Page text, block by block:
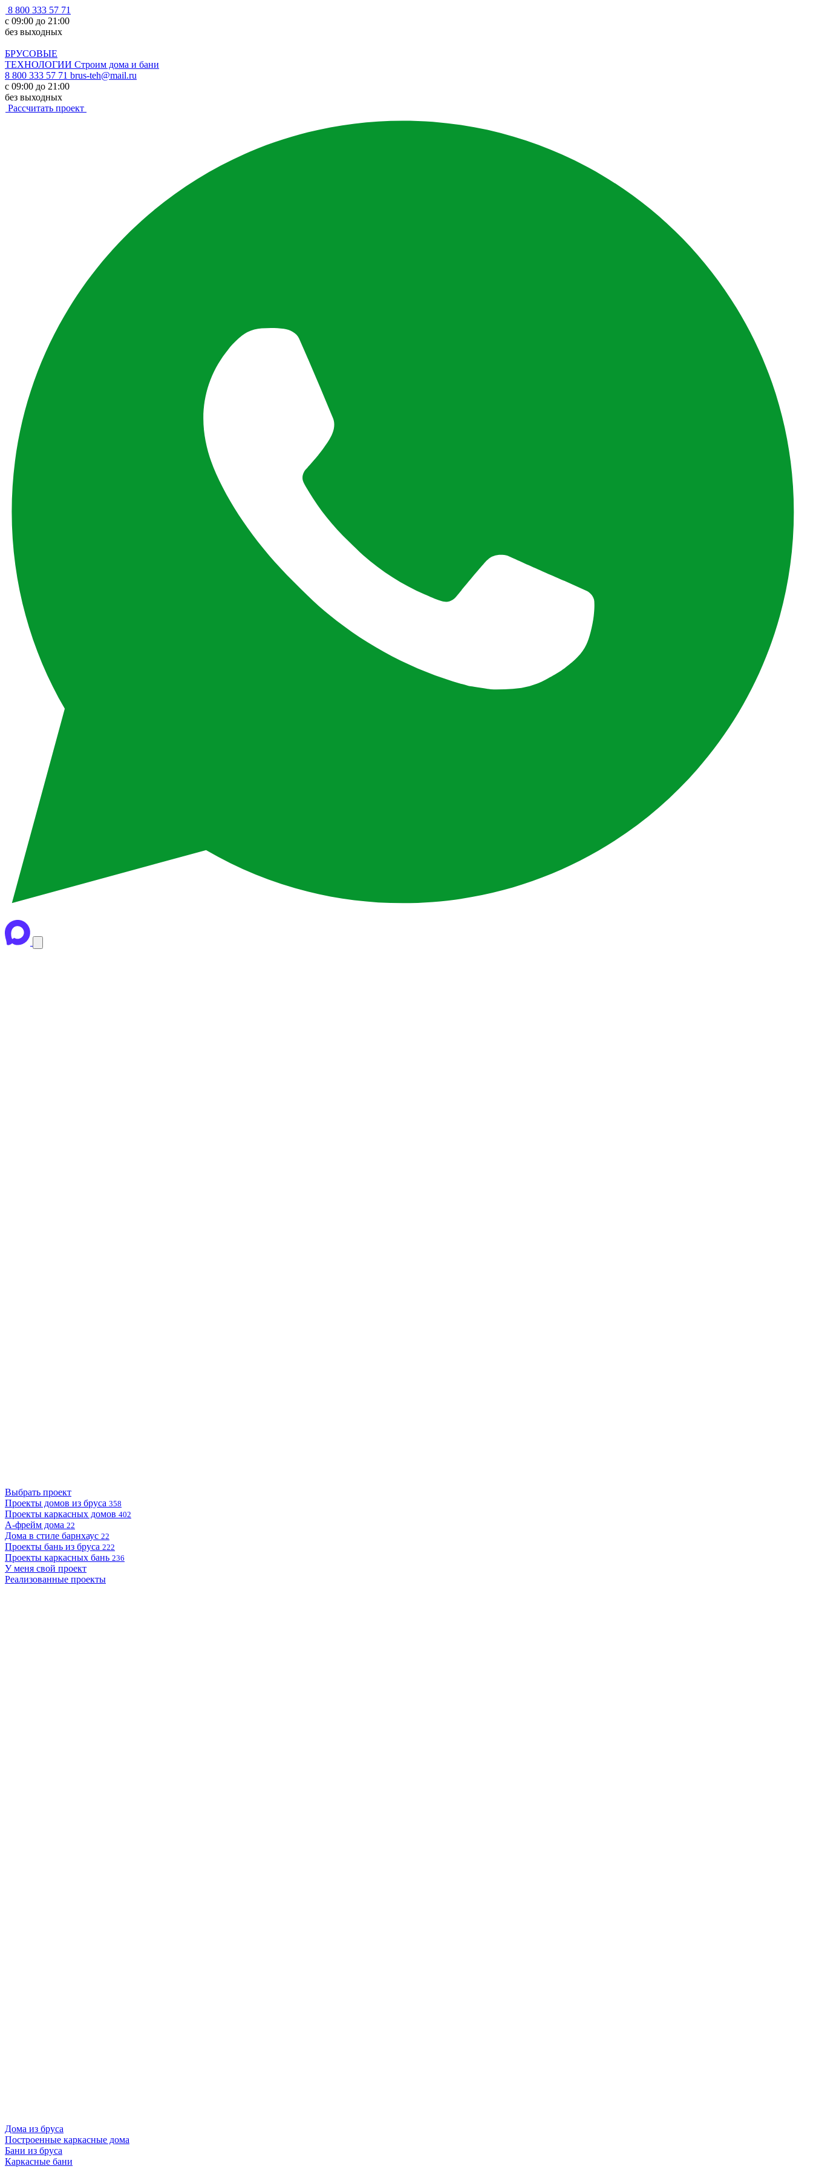
8 800 333 57 71
с 09:00 до 21:00
без выходных
БРУСОВЫЕ
ТЕХНОЛОГИИ Строим дома и бани
8 800 333 57 71 brus-teh@mail.ru
с 09:00 до 21:00
без выходных
Рассчитать проект
Выбрать проект
Проекты домов из бруса 358
Проекты каркасных домов 402
А-фрейм дома 22
Дома в стиле барнхаус 22
Проекты бань из бруса 222
Проекты каркасных бань 236
У меня свой проект
Реализованные проекты
Дома из бруса
Построенные каркасные дома
Бани из бруса
Каркасные бани